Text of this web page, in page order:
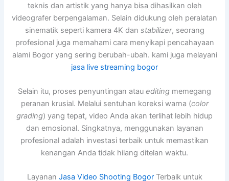
teknis dan artistik yang hanya bisa dihasilkan oleh
videografer berpengalaman. Selain didukung oleh peralatan
sinematik seperti kamera 4K dan stabilizer, seorang
profesional juga memahami cara menyikapi pencahayaan
alami Bogor yang sering berubah-ubah. kami juga melayani
jasa live streaming bogor
Selain itu, proses penyuntingan atau editing memegang
peranan krusial. Melalui sentuhan koreksi warna (color
grading) yang tepat, video Anda akan terlihat lebih hidup
dan emosional. Singkatnya, menggunakan layanan
profesional adalah investasi terbaik untuk memastikan
kenangan Anda tidak hilang ditelan waktu.
Layanan Jasa Video Shooting BogorTerbaik untuk